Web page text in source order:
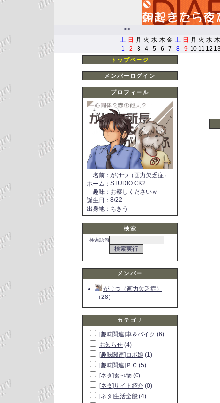
<<
土 日 月 火 水 木 金 土 日 月 火 水 木
1
2 3 4 5 6 7 8 9 10 11 12 13
トップページ
メンバーログイン
プロフィール
名前 ： がけつ（画力欠乏症）
ホーム ： STUDIO GK2
趣味 ： お察しくださいｗ
誕生日 ： 8/22
出身地 ： ちきう
検索
検索語句
メンバー
がけつ（画力欠乏症）
（28）
カテゴリ
[趣味関連]車＆バイク (6)
お知らせ (4)
[趣味関連]ロボ娘 (1)
[趣味関連]ＰＣ (5)
[ネタ]食べ物 (0)
[ネタ]サイト紹介 (0)
[ネタ]生活全般 (4)